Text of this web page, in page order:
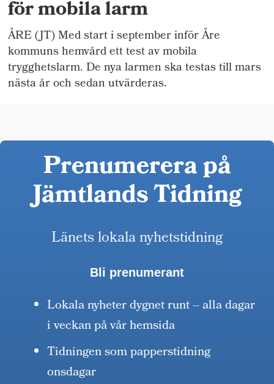
för mobila larm
ÅRE (JT) Med start i september inför Åre
kommuns hemvård ett test av mobila
trygghetslarm. De nya larmen ska testas till mars
nästa år och sedan utvärderas.
Prenumerera på
Jämtlands Tidning
Länets lokala nyhetstidning
Bli prenumerant
Lokala nyheter dygnet runt – alla dagar
i veckan på vår hemsida
Tidningen som papperstidning
onsdagar